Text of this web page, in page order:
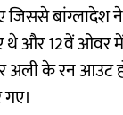
जिससे
12वें ओवर में
अली के रन आउट